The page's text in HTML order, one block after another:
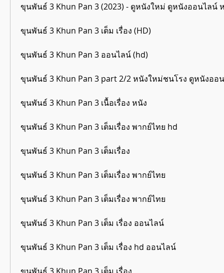
ขุนพันธ์ 3 Khun Pan 3 (2023) - ดูหนังใหม่ ดูหนังออนไลน์
ขุนพันธ์ 3 Khun Pan 3 เต็ม เรื่อง (HD)
ขุนพันธ์ 3 Khun Pan 3 ออนไลน์ (hd)
ขุนพันธ์ 3 Khun Pan 3 part 2/2 หนังใหม่ชนโรง ดูหนังออ
ขุนพันธ์ 3 Khun Pan 3 เนื้อเรื่อง หนัง
ขุนพันธ์ 3 Khun Pan 3 เต็มเรื่อง พากย์ไทย hd
ขุนพันธ์ 3 Khun Pan 3 เต็มเรื่อง
ขุนพันธ์ 3 Khun Pan 3 เต็มเรื่อง พากย์ไทย
ขุนพันธ์ 3 Khun Pan 3 เต็มเรื่อง พากย์ไทย
ขุนพันธ์ 3 Khun Pan 3 เต็ม เรื่อง ออนไลน์
ขุนพันธ์ 3 Khun Pan 3 เต็ม เรื่อง hd ออนไลน์